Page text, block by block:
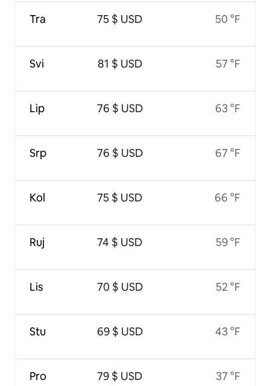
Tra
Svi
Lip
Srp
Kol
Ruj
Lis
Stu
Pro
75 $ USD
81 $ USD
76 $ USD
76 $ USD
75 $ USD
74 $ USD
70 $ USD
69 $ USD
79 $ USD
50 °F
57 °F
63 °F
67 °F
66 °F
59 °F
52 °F
43 °F
37 °F